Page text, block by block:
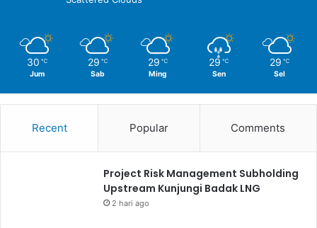
30 ℃
Jum
29 ℃
Sab
29 ℃
Ming
29 ℃
Sen
29 ℃
Sel
Recent Popular Comments
Project Risk Management Subholding
Upstream Kunjungi Badak LNG
2 hari ago